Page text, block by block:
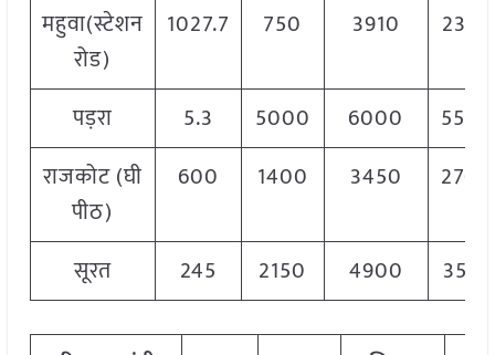
महुवा(स्टेशन
रोड)
1027.7 750 3910 2330
पड़रा 5.3 5000 6000
5500
राजकोट (घी
पीठ)
600 1400 3450 2700
सूरत 245 2150 4900 3525